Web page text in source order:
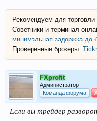
Рекомендуем для торговли
Советники и терминал
минимальная задержка до
Проверенные брокеры:
FXprofit
Администратор
Команда форума
Если вы трейдер